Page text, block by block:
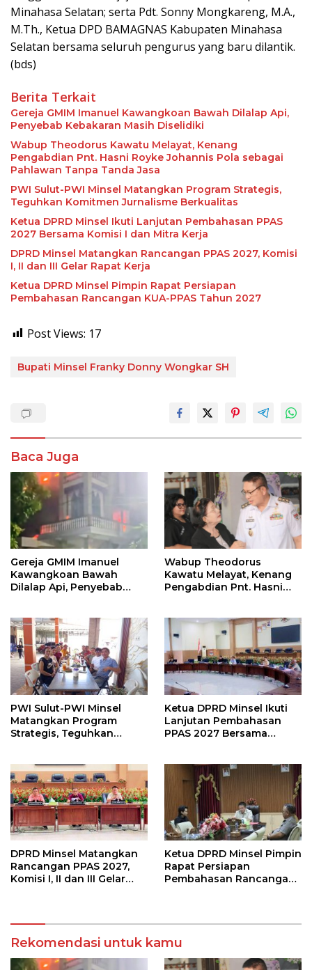
Minahasa Selatan; serta Pdt. Sonny Mongkareng, M.A.,
M.Th., Ketua DPD BAMAGNAS Kabupaten Minahasa
Selatan bersama seluruh pengurus yang baru dilantik.
(bds)
Berita Terkait
Gereja GMIM Imanuel Kawangkoan Bawah Dilalap Api,
Penyebab Kebakaran Masih Diselidiki
Wabup Theodorus Kawatu Melayat, Kenang
Pengabdian Pnt. Hasni Royke Johannis Pola sebagai
Pahlawan Tanpa Tanda Jasa
PWI Sulut-PWI Minsel Matangkan Program Strategis,
Teguhkan Komitmen Jurnalisme Berkualitas
Ketua DPRD Minsel Ikuti Lanjutan Pembahasan PPAS
2027 Bersama Komisi I dan Mitra Kerja
DPRD Minsel Matangkan Rancangan PPAS 2027, Komisi
I, II dan III Gelar Rapat Kerja
Ketua DPRD Minsel Pimpin Rapat Persiapan
Pembahasan Rancangan KUA-PPAS Tahun 2027
Post Views: 17
Bupati Minsel Franky Donny Wongkar SH
Baca Juga
Gereja GMIM Imanuel
Kawangkoan Bawah
Dilalap Api, Penyebab
Wabup Theodorus
Kawatu Melayat, Kenang
Pengabdian Pnt. Hasni
Tanda Jasa
PWI Sulut-PWI Minsel
Matangkan Program
Strategis, Teguhkan
Ketua DPRD Minsel Ikuti
Lanjutan Pembahasan
PPAS 2027 Bersama
DPRD Minsel Matangkan
Rancangan PPAS 2027,
Komisi I, II dan III Gelar
Ketua DPRD Minsel Pimpin
Rapat Persiapan
Pembahasan Rancangan
Rekomendasi untuk kamu